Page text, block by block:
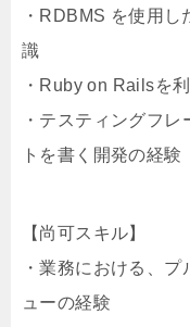
・RDBMS を使用
識
・Ruby on Railsを
・テスティングフ
トを書く開発の経験
【尚可スキル】
・業務における、
ューの経験